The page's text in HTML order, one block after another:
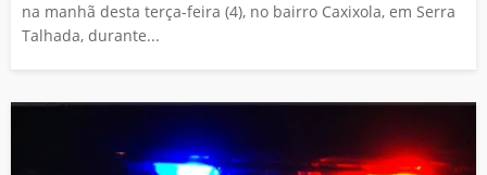
na manhã desta terça-feira (4), no bairro Caxixola, em Serra
Talhada, durante...